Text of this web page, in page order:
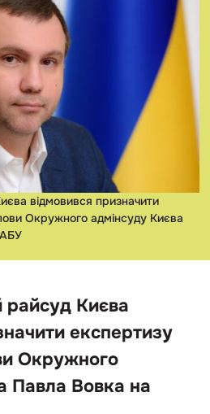
відмовився призначити
Окружного адмінсуду Києва
райсуд Києва
експертизу
Окружного
Павла Вовка на